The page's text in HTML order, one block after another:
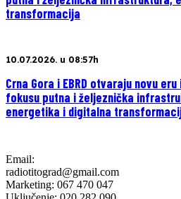
transformacija
10.07.2026. u 08:57h
Crna Gora i EBRD otvaraju novu
fokusu putna i željeznička
energetika i digitalna
Email:
radiotitograd@gmail.com
Marketing: 067 470 047